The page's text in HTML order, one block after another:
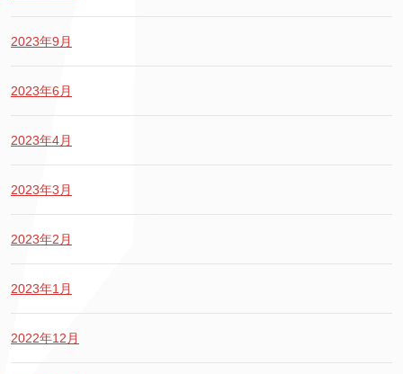
2023年9月
2023年6月
2023年4月
2023年3月
2023年2月
2023年1月
2022年12月